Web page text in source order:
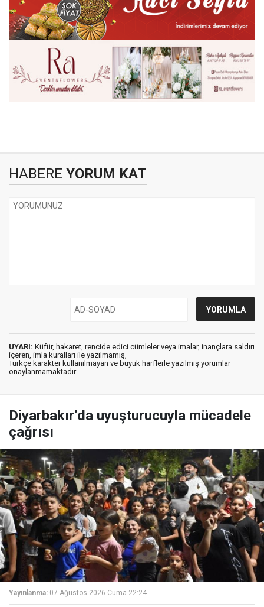
HABERE YORUM KAT
UYARI: Küfür, hakaret, rencide edici cümleler veya imalar, inançlara saldırı
içeren, imla kuralları ile yazılmamış,
Türkçe karakter kullanılmayan ve büyük harflerle yazılmış yorumlar
onaylanmamaktadır.
Diyarbakır’da uyuşturucuyla mücadele
çağrısı
Yayınlanma: 07 Ağustos 2026 Cuma 22:24